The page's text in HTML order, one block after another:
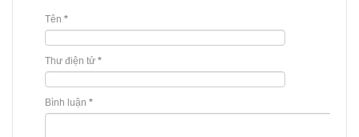
Tên *
Thư điện tử *
Bình luận *